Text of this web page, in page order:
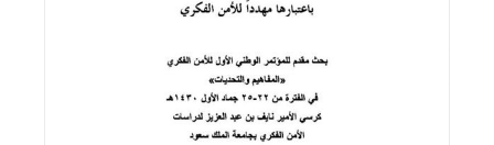
اقرأ المزيد